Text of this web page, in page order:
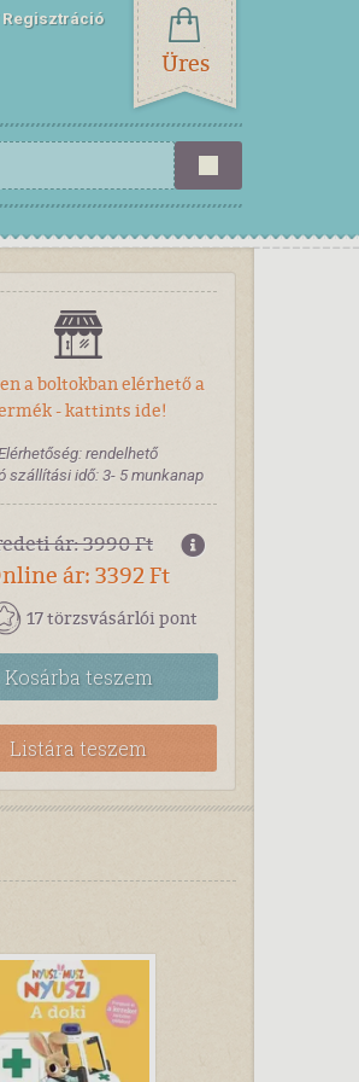
Regisztráció
Üres
a boltokban elérhető a
- kattints ide!
rendelhető
szállítási idő: 3- 5 munkanap
ár: 3990 Ft
ár: 3392 Ft
17 törzsvásárlói pont
Kosárbateszem
Listára teszem